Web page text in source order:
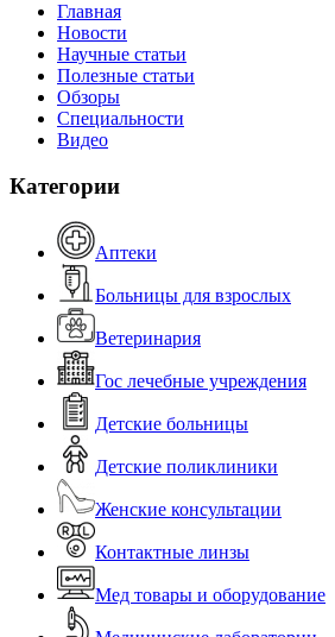
Главная
Новости
Научные статьи
Полезные статьи
Обзоры
Специальности
Видео
Категории
Аптеки
Больницы для взрослых
Ветеринария
Гос лечебные учреждения
Детские больницы
Детские поликлиники
Женские консультации
Контактные линзы
Мед товары и оборудование